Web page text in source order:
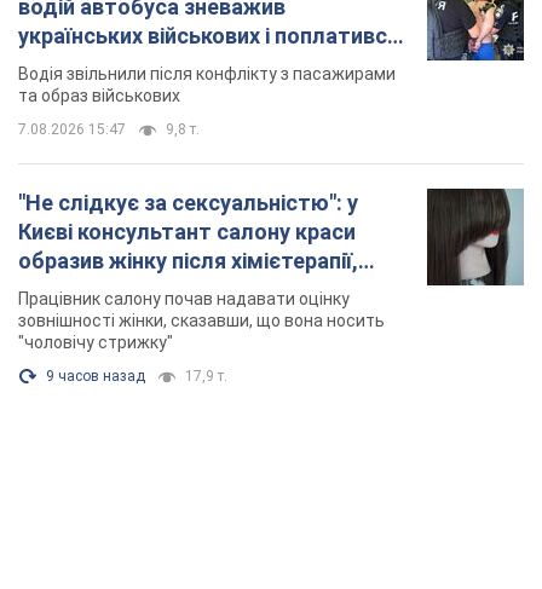
водій автобуса зневажив
українських військових і поплатився.
Відео
Водія звільнили після конфлікту з пасажирами
та образ військових
7.08.2026 15:47 9,8 т.
"Не слідкує за сексуальністю": у
Києві консультант салону краси
образив жінку після хімієтерапії,
розгорівся скандал. Фото
Працівник салону почав надавати оцінку
зовнішності жінки, сказавши, що вона носить
"чоловічу стрижку"
9 часов назад 17,9 т.